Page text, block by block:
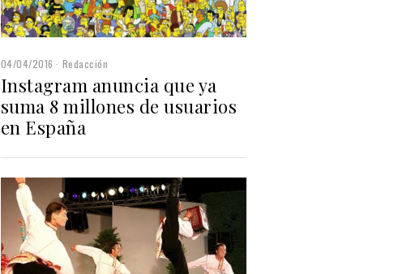
04/04/2016 Redacción
Instagram anuncia que ya
suma 8 millones de usuarios
en España